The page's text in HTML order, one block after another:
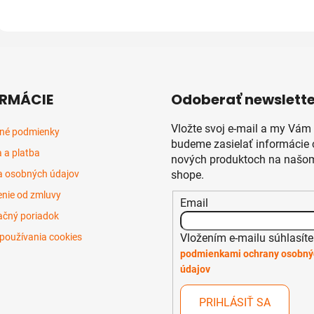
podmienky
a platba
osobných údajov
od zmluvy
poriadok
cookies
Odoberať
Vložte svoj e-mail a my Vám
budeme zasielať informácie
nových produktoch na
shope.
Email
Vložením e-mailu
podmienkami ochrany
údajov
PRIHLÁSIŤ SA